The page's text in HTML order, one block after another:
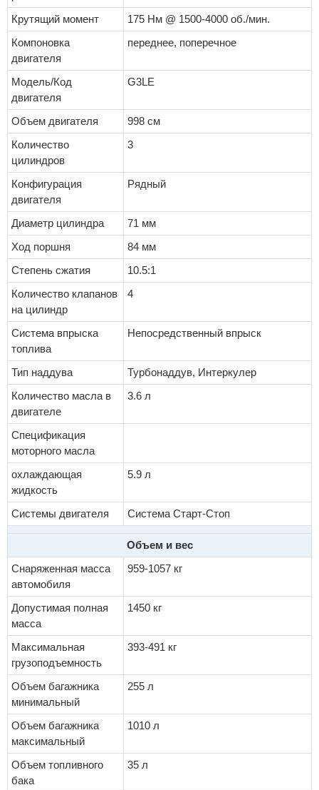
Крутящий момент
175 Нм @ 1500-4000 об./мин.
Компоновка
двигателя
переднее, поперечное
Модель/Код
двигателя
G3LE
Объем двигателя
998 см
Количество
цилиндров
3
Конфигурация
двигателя
Рядный
Диаметр цилиндра
71 мм
Ход поршня
84 мм
Степень сжатия
10.5:1
Количество клапанов
на цилиндр
4
Система впрыска
топлива
Непосредственный впрыск
Тип наддува
Турбонаддув, Интеркулер
Количество масла в
двигателе
3.6 л
Спецификация
моторного масла
охлаждающая
жидкость
5.9 л
Системы двигателя Система Старт-Стоп
Объем и вес
Снаряженная масса
автомобиля
959-1057 кг
Допустимая полная
масса
1450 кг
Максимальная
грузоподъемность
393-491 кг
Объем багажника
минимальный
255 л
Объем багажника
максимальный
1010 л
Объем топливного
бака
35 л